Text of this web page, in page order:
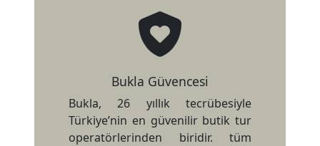
Bukla Güvencesi
Bukla, 26 yıllık tecrübesiyle
Türkiye’nin en güvenilir butik tur
operatörlerinden biridir. tüm